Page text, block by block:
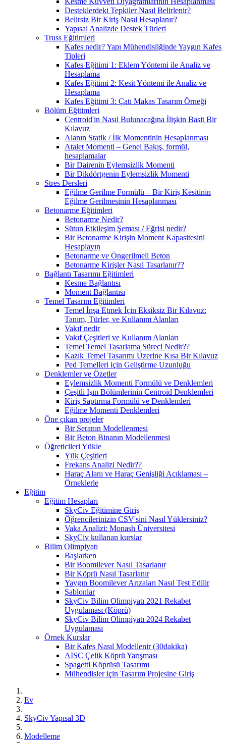
Desteklerdeki Tepkiler Nasıl Belirlenir?
Belirsiz Bir Kiriş Nasıl Hesaplanır?
Yapısal Analizde Destek Türleri
Truss Eğitimleri
Kafes nedir? Yapı Mühendisliğinde Yaygın Kafes
Tipleri
Kafes Eğitimi 1: Eklem Yöntemi ile Analiz ve
Hesaplama
Kafes Eğitimi 2: Kesit Yöntemi ile Analiz ve
Hesaplama
Kafes Eğitimi 3: Çatı Makas Tasarım Örneği
Bölüm Eğitimleri
Centroid'in Nasıl Bulunacağına İlişkin Basit Bir
Kılavuz
Alanın Statik / İlk Momentinin Hesaplanması
Atalet Momenti – Genel Bakış, formül,
hesaplamalar
Bir Dairenin Eylemsizlik Momenti
Bir Dikdörtgenin Eylemsizlik Momenti
Stres Dersleri
Eğilme Gerilme Formülü – Bir Kiriş Kesitinin
Eğilme Gerilmesinin Hesaplanması
Betonarme Eğitimleri
Betonarme Nedir?
Sütun Etkileşim Şeması / Eğrisi nedir?
Bir Betonarme Kirişin Moment Kapasitesini
Hesaplayın
Betonarme ve Öngerilmeli Beton
Betonarme Kirişler Nasıl Tasarlanır??
Bağlantı Tasarımı Eğitimleri
Kesme Bağlantısı
Moment Bağlantısı
Temel Tasarım Eğitimleri
Temel İnşa Etmek İçin Eksiksiz Bir Kılavuz:
Tanım, Türler, ve Kullanım Alanları
Vakıf nedir
Vakıf Çeşitleri ve Kullanım Alanları
Temel Temel Tasarlama Süreci Nedir??
Kazık Temel Tasarımı Üzerine Kısa Bir Kılavuz
Ped Temelleri için Geliştirme Uzunluğu
Denklemler ve Özetler
Eylemsizlik Momenti Formülü ve Denklemleri
Çeşitli Işın Bölümlerinin Centroid Denklemleri
Kiriş Saptırma Formülü ve Denklemleri
Eğilme Momenti Denklemleri
Öne çıkan projeler
Bir Seranın Modellenmesi
Bir Beton Binanın Modellenmesi
Öğreticileri Yükle
Yük Çeşitleri
Frekans Analizi Nedir??
Haraç Alanı ve Haraç Genişliği Açıklaması –
Örneklerle
Eğitim
Eğitim Hesapları
SkyCiv Eğitimine Giriş
Öğrencilerinizin CSV'sini Nasıl Yüklersiniz?
Vaka Analizi: Monash Üniversitesi
SkyCiv kullanan kurslar
Bilim Olimpiyatı
Başlarken
Bir Boomilever Nasıl Tasarlanır
Bir Köprü Nasıl Tasarlanır
Yaygın Boomilever Arızaları Nasıl Test Edilir
Şablonlar
SkyCiv Bilim Olimpiyatı 2021 Rekabet
Uygulaması (Köprü)
SkyCiv Bilim Olimpiyatı 2024 Rekabet
Uygulaması
Örnek Kurslar
Bir Kafes Nasıl Modellenir (30dakika)
AISC Çelik Köprü Yarışması
Spagetti Köprüsü Tasarımı
Mühendisler için Tasarım Projesine Giriş
Ev
SkyCiv Yapısal 3D
Modelleme